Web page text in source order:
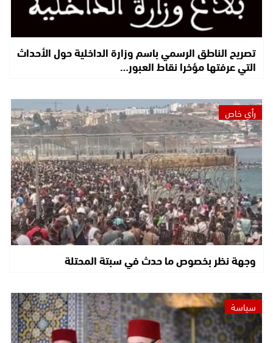
تصريح الناطق الرسمي باسم وزارة الداخلية حول الأحداث
التي عرفتها مؤخرا نقاط العبور…
رأي خاص
وجهة نظر بخصوص ما حدث في سبتة المحتلة
سياسة